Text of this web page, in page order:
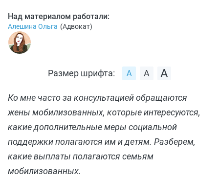
Над материалом работали:
Алешина Ольга (Адвокат)
Размер шрифта:
Ко мне часто за консультацией обращаются
жены мобилизованных, которые интересуются,
какие дополнительные меры социальной
поддержки полагаются им и детям. Разберем,
какие выплаты полагаются семьям
мобилизованных.